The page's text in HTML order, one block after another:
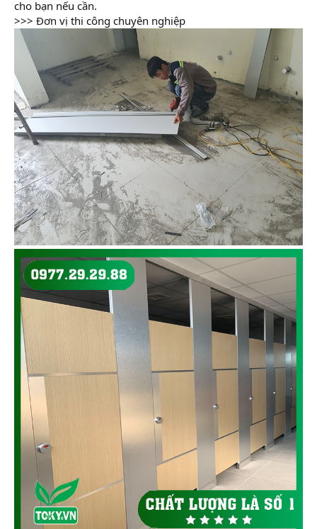
cho bạn nếu cần.
>>> Đơn vị thi công chuyên nghiệp